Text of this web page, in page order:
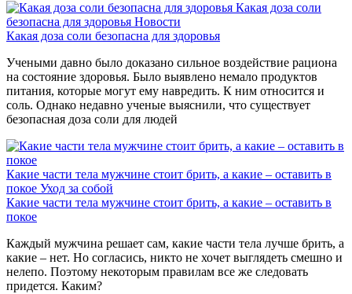
Какая доза соли
безопасна для здоровья Новости
Какая доза соли безопасна для здоровья
Учеными давно было доказано сильное воздействие рациона
на состояние здоровья. Было выявлено немало продуктов
питания, которые могут ему навредить. К ним относится и
соль. Однако недавно ученые выяснили, что существует
безопасная доза соли для людей
Какие части тела мужчине стоит брить, а какие – оставить в
покое Уход за собой
Какие части тела мужчине стоит брить, а какие – оставить в
покое
Каждый мужчина решает сам, какие части тела лучше брить, а
какие – нет. Но согласись, никто не хочет выглядеть смешно и
нелепо. Поэтому некоторым правилам все же следовать
придется. Каким?